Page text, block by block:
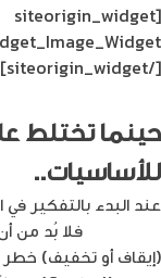
[siteorigin_widget
[/siteorigin_widget]
حينما تختلط
للأساسيات..
عند البدء بالتفكير